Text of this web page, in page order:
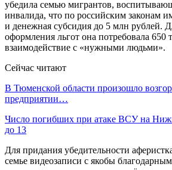
убедила семью мигрантов,
инвалида, что по российским законам
и денежная субсидия до 5 млн рублей.
оформления льгот она потребовала 650
взаимодействие с «нужными людьми».
Сейчас читают
В Тюменской области произошло
предприятии…
Число погибших при атаке ВСУ на
до 13
Для придания убедительности
семье видеозаписи с якобы